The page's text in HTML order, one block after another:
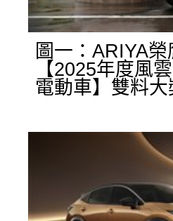
圖一：ARIYA
【2025年度風
電動車】雙料大